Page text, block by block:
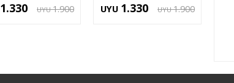
1.330 UYU 1.900 UYU 1.330 UYU 1.900